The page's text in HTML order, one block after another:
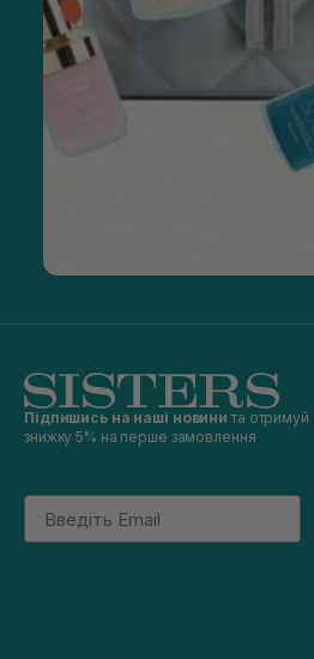
Підпишись на наші новини та отримуй
знижку 5% на перше замовлення
Email